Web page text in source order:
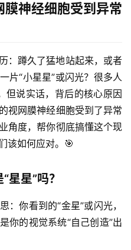
神经细胞受到异常
：蹲久了猛地站起来，或者
片“小星星”或闪光？很多人
但说实话，背后的核心原因
视网膜神经细胞受到了异常
角度，帮你彻底搞懂这个现
该如何应对。🎯
星星”吗？
：你看到的“金星”或闪光，
你的视觉系统“自己创造”出